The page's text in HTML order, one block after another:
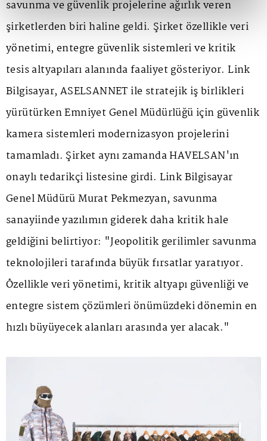
savunma ve güvenlik projelerine ağırlık veren
şirketlerden biri haline geldi. Şirket özellikle veri
yönetimi, entegre güvenlik sistemleri ve kritik
tesis altyapıları alanında faaliyet gösteriyor. Link
Bilgisayar, ASELSANNET ile stratejik iş birlikleri
yürütürken Emniyet Genel Müdürlüğü için güvenlik
kamera sistemleri modernizasyon projelerini
tamamladı. Şirket aynı zamanda HAVELSAN'ın
onaylı tedarikçi listesine girdi. Link Bilgisayar
Genel Müdürü Murat Pekmezyan, savunma
sanayiinde yazılımın giderek daha kritik hale
geldiğini belirtiyor: "Jeopolitik gerilimler savunma
teknolojileri tarafında büyük fırsatlar yaratıyor.
Özellikle veri yönetimi, kritik altyapı güvenliği ve
entegre sistem çözümleri önümüzdeki dönemin en
hızlı büyüyecek alanları arasında yer alacak."